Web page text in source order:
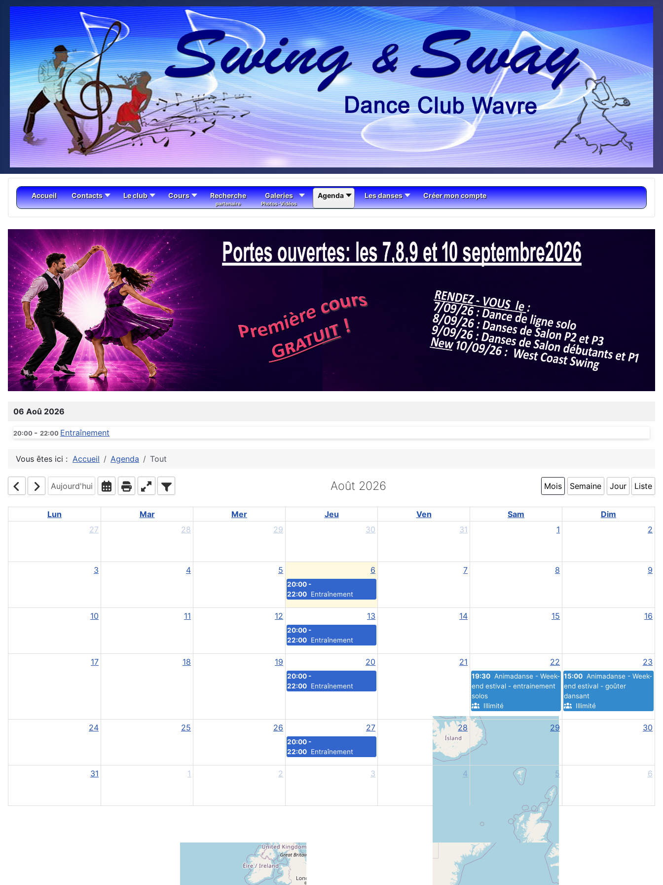
Accueil Contacts Le club Cours Recherche
partenaire
Galeries
Photos-Vidéos
Agenda Les danses Créer mon compte
06 Aoû 2026
20:00 - 22:00 Entraînement
Vous êtes ici : Accueil Agenda Tout
Aujourd'hui Août 2026 Mois Semaine Jour Liste
Lun Mar Mer Jeu Ven Sam
Dim
27
28 29 30 31 1 2
3 4 5 6
20:00 -
22:00 Entraînement
7 8 9
10 11 12 13
20:00 -
22:00 Entraînement
14 15 16
17 18 19 20
20:00 -
22:00 Entraînement
21 22
19:30 Animadanse - Week-
end estival - entrainement
solos
Illimité
23
15:00 Animadanse - Week-
end estival - goûter
dansant
Illimité
24 25 26 27
20:00 -
22:00 Entraînement
28 29 30
31 1 2 3 4 5 6